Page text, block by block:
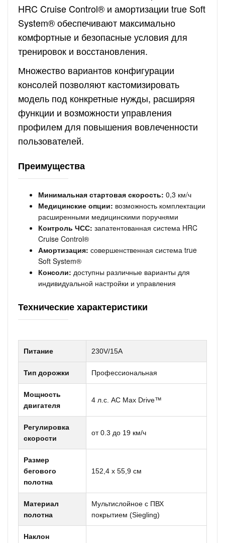
HRC Cruise Control® и амортизации true Soft
System® обеспечивают максимально
комфортные и безопасные условия для
тренировок и восстановления.
Множество вариантов конфигурации
консолей позволяют кастомизировать
модель под конкретные нужды, расширяя
функции и возможности управления
профилем для повышения вовлеченности
пользователей.
Преимущества
Минимальная стартовая скорость: 0,3 км/ч
Медицинские опции: возможность комплектации
расширенными медицинскими поручнями
Контроль ЧСС: запатентованная система HRC
Cruise Control®
Амортизация: совершенственная система true
Soft System®
Консоли: доступны различные варианты для
индивидуальной настройки и управления
Технические характеристики
Питание 230V/15A
Тип дорожки Профессиональная
Мощность
двигателя
4 л.с. AC Max Drive™
Регулировка
скорости
от 0.3 до 19 км/ч
Размер
бегового
полотна
152,4 x 55,9 см
Материал
полотна
Мультислойное с ПВХ
покрытием (Siegling)
Наклон